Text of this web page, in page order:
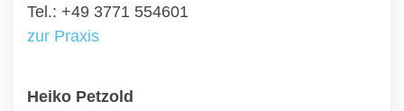
Tel.: +49 3771 554601
zur Praxis
Heiko Petzold